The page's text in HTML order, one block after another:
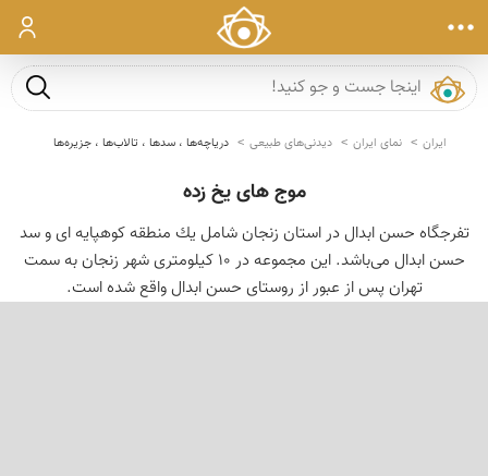
ورود
جست و
ایران نمای ایران دیدنی‌های طبیعی دریاچه‌ها ، سدها ، تالاب‌ها ، جزیره‌ها
موج های یخ زده
تفرجگاه حسن ابدال در استان زنجان شامل یك منطقه كوهپایه ای و سد
حسن ابدال می‌باشد. این مجموعه در ۱۰ کیلومتری شهر زنجان به سمت
تهران پس از عبور از روستای حسن ابدال واقع شده است.